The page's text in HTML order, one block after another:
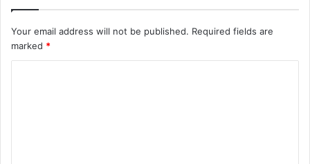
Your email address will not be published. Required fields are
marked *